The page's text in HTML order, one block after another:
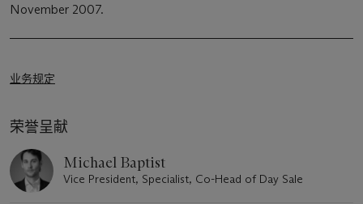
November 2007.
业务规定
荣誉呈献
Michael Baptist
Vice President, Specialist, Co-Head of Day Sale